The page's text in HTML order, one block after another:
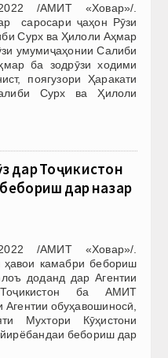
/АМИТ «Ховар»/.
саросари ҷаҳон Рӯзи
Сурх ва Ҳилоли Аҳмар
умумиҷаҳонии Салиби
ба зодрӯзи ходими
поягузори Ҳаракати
Сурх ва Ҳилоли
дар Тоҷикистон
дар назар
/АМИТ «Ховар»/.
камабри бебориш
доданд дар Агентии
Тоҷикистон ба АМИТ
обуҳавошиносӣ,
Мухтори Кӯҳистони
бебориш дар